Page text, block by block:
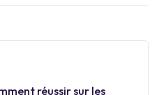
réussir sur les